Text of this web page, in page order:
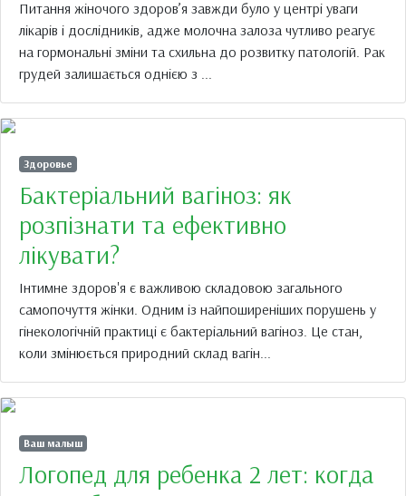
Питання жіночого здоров’я завжди було у центрі уваги
лікарів і дослідників, адже молочна залоза чутливо реагує
на гормональні зміни та схильна до розвитку патологій. Рак
грудей залишається однією з ...
Здоровье
Бактеріальний вагіноз: як
розпізнати та ефективно
лікувати?
Інтимне здоров'я є важливою складовою загального
самопочуття жінки. Одним із найпоширеніших порушень у
гінекологічній практиці є бактеріальний вагіноз. Це стан,
коли змінюється природний склад вагін...
Ваш малыш
Логопед для ребенка 2 лет: когда